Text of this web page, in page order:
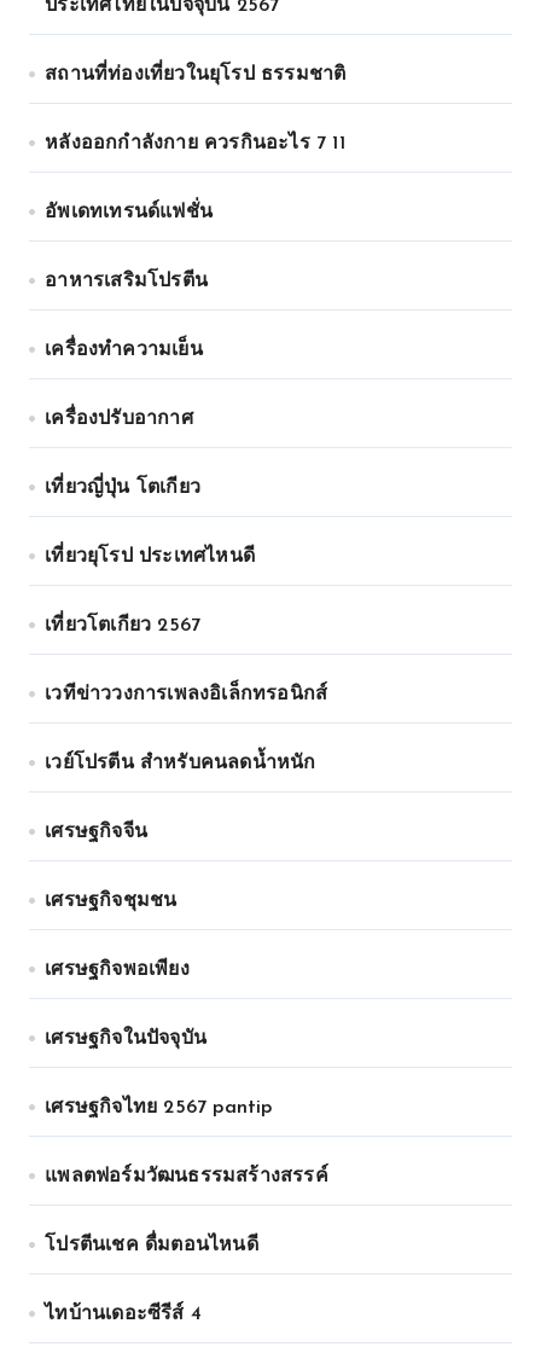
ประเทศไทยในปัจจุบัน 2567
สถานที่ท่องเที่ยวในยุโรป ธรรมชาติ
หลังออกกําลังกาย ควรกินอะไร 7 11
อัพเดทเทรนด์แฟชั่น
อาหารเสริมโปรตีน
เครื่องทำความเย็น
เครื่องปรับอากาศ
เที่ยวญี่ปุ่น โตเกียว
เที่ยวยุโรป ประเทศไหนดี
เที่ยวโตเกียว 2567
เวทีข่าววงการเพลงอิเล็กทรอนิกส์
เวย์โปรตีน สำหรับคนลดน้ำหนัก
เศรษฐกิจจีน
เศรษฐกิจชุมชน
เศรษฐกิจพอเพียง
เศรษฐกิจในปัจจุบัน
เศรษฐกิจไทย 2567 pantip
แพลตฟอร์มวัฒนธรรมสร้างสรรค์
โปรตีนเชค ดื่มตอนไหนดี
ไทบ้านเดอะซีรีส์ 4